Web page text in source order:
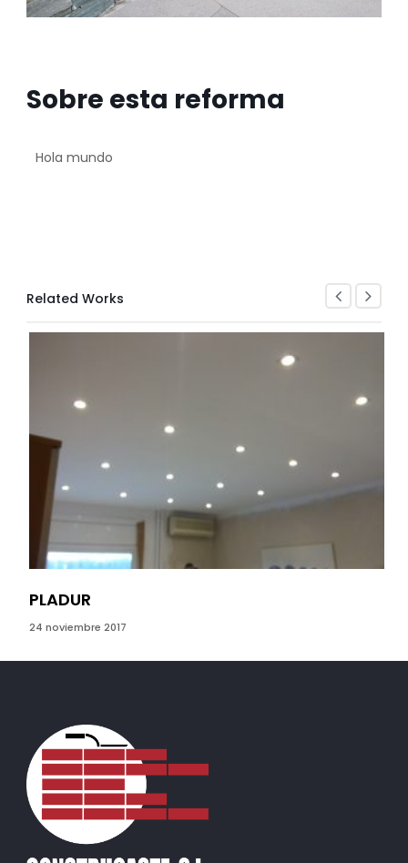
Sobre esta reforma
Hola mundo
Related Works
PLADUR
24 noviembre 2017